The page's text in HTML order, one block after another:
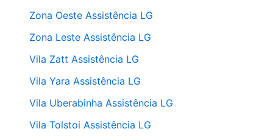
Zona Oeste Assistência LG
Zona Leste Assistência LG
Vila Zatt Assistência LG
Vila Yara Assistência LG
Vila Uberabinha Assistência LG
Vila Tolstoi Assistência LG